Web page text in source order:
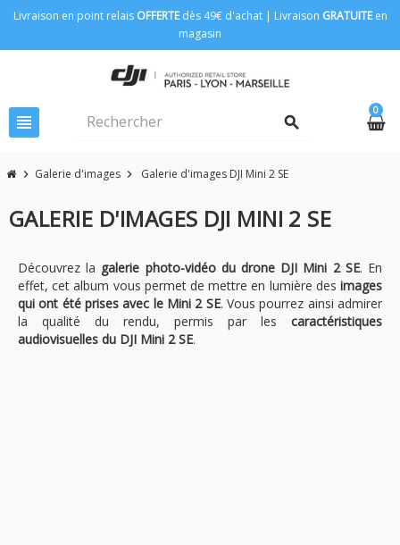
Livraison en point relais OFFERTEdès 49€ d'achat | Livraison GRATUITEen
magasin
view_headline search
0
chevron_right Galerie d'images chevron_right Galerie d'images DJI Mini 2 SE
GALERIE D'IMAGES DJI MINI 2 SE
Découvrez la galerie photo-vidéo du drone DJI Mini 2 SE. En
effet, cet album vous permet de mettre en lumière des images
qui ont été prises avec le Mini 2 SE. Vous pourrez ainsi admirer
la qualité du rendu, permis par les caractéristiques
audiovisuelles du DJI Mini 2 SE.